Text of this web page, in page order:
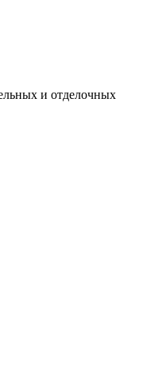
и отделочных